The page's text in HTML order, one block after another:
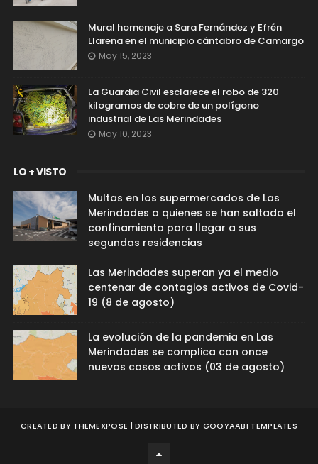
Mural homenaje a Sara Fernández y Efrén
Llarena en el municipio cántabro de Camargo
May 15, 2023
La Guardia Civil esclarece el robo de 320
kilogramos de cobre de un polígono
industrial de Las Merindades
May 10, 2023
LO + VISTO
Multas en los supermercados de Las
Merindades a quienes se han saltado el
confinamiento para llegar a sus
segundas residencias
Las Merindades superan ya el medio
centenar de contagios activos de Covid-
19 (8 de agosto)
La evolución de la pandemia en Las
Merindades se complica con once
nuevos casos activos (03 de agosto)
CREATED BY THEMEXPOSE | DISTRIBUTED BY GOOYAABI TEMPLATES